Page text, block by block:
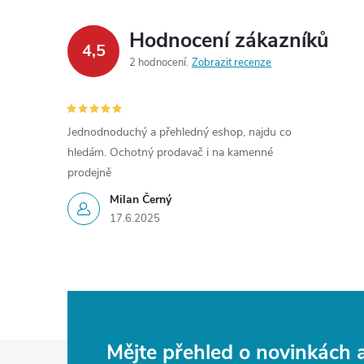
i
4,5 Hodnocení zákazníků
2 hodnocení Zobrazit recenze
Milan Černý
17.6.2025
Jednodnoduchý a přehledný eshop, najdu co
hledám. Ochotný prodavač i na kamenné
prodejně
Mějte přehled o novinkách